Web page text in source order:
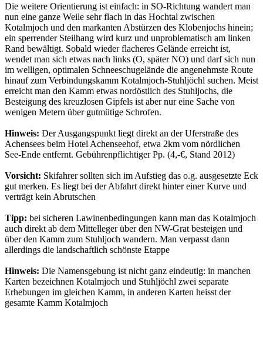
Die weitere Orientierung ist einfach: in SO-Richtung wandert man
nun eine ganze Weile sehr flach in das Hochtal zwischen
Kotalmjoch und den markanten Abstürzen des Klobenjochs hinein;
ein sperrender Steilhang wird kurz und unproblematisch am linken
Rand bewältigt. Sobald wieder flacheres Gelände erreicht ist,
wendet man sich etwas nach links (O, später NO) und darf sich nun
im welligen, optimalen Schneeschugelände die angenehmste Route
hinauf zum Verbindungskamm Kotalmjoch-Stuhljöchl suchen. Meist
erreicht man den Kamm etwas nordöstlich des Stuhljochs, die
Besteigung des kreuzlosen Gipfels ist aber nur eine Sache von
wenigen Metern über gutmütige Schrofen.
Hinweis: Der Ausgangspunkt liegt direkt an der Uferstraße des
Achensees beim Hotel Achenseehof, etwa 2km vom nördlichen
See-Ende entfernt. Gebührenpflichtiger Pp. (4,-€, Stand 2012)
Vorsicht: Skifahrer sollten sich im Aufstieg das o.g. ausgesetzte Eck
gut merken. Es liegt bei der Abfahrt direkt hinter einer Kurve und
verträgt kein Abrutschen
Tipp: bei sicheren Lawinenbedingungen kann man das Kotalmjoch
auch direkt ab dem Mittelleger über den NW-Grat besteigen und
über den Kamm zum Stuhljoch wandern. Man verpasst dann
allerdings die landschaftlich schönste Etappe
Hinweis: Die Namensgebung ist nicht ganz eindeutig: in manchen
Karten bezeichnen Kotalmjoch und Stuhljöchl zwei separate
Erhebungen im gleichen Kamm, in anderen Karten heisst der
gesamte Kamm Kotalmjoch